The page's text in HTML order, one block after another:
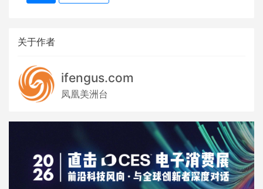
关于作者
ifengus.com
凤凰美洲台